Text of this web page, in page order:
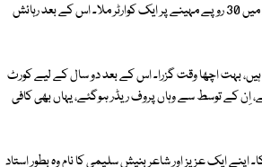
کے بچے رہتے ہیں۔ والد کا انتقال ہو چکا تھا، جب کہ والدہ یہاں آئیں۔ کراچی آکر جیکب لائن میں 30 روپے مہینے پر ایک کوارٹر ملا۔ اس کے بعد رہائش
بہت اچھا وقت گزرا۔ اس کے بعد دو سال کے لیے کورٹ
میں تھے، اِن کے توسط سے وہاں پروف ریڈر ہوگئے، یہاں بھی کافی
محو ہو چکا۔ اپنے ایک عزیز اور شاعر بنیش سلیمی کا نام وہ بطور استاد